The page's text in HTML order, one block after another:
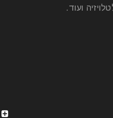
ועוד.